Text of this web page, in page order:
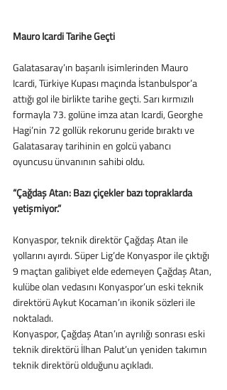
Mauro Icardi Tarihe Geçti
Galatasaray’ın başarılı isimlerinden Mauro
Icardi, Türkiye Kupası maçında İstanbulspor’a
attığı gol ile birlikte tarihe geçti. Sarı kırmızılı
formayla 73. golüne imza atan Icardi, Georghe
Hagi’nin 72 gollük rekorunu geride bıraktı ve
Galatasaray tarihinin en golcü yabancı
oyuncusu ünvanının sahibi oldu.
“Çağdaş Atan: Bazı çiçekler bazı topraklarda
yetişmiyor.”
Konyaspor, teknik direktör Çağdaş Atan ile
yollarını ayırdı. Süper Lig’de Konyaspor ile çıktığı
9 maçtan galibiyet elde edemeyen Çağdaş Atan,
kulübe olan vedasını Konyaspor’un eski teknik
direktörü Aykut Kocaman’ın ikonik sözleri ile
noktaladı.
Konyaspor, Çağdaş Atan’ın ayrılığı sonrası eski
teknik direktörü İlhan Palut’un yeniden takımın
teknik direktörü olduğunu açıkladı.